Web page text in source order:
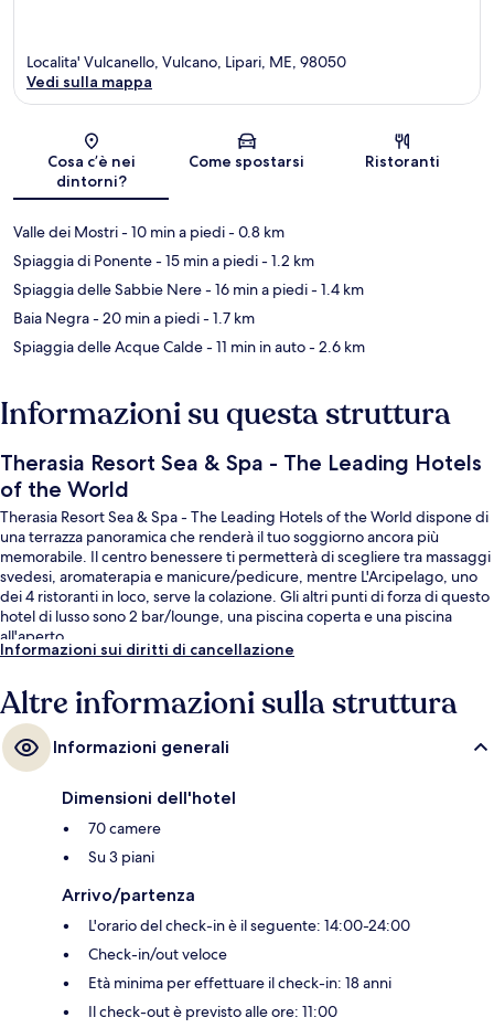
Mappa
Localita' Vulcanello, Vulcano, Lipari, ME, 98050
Vedi sulla mappa
Cosa c’è nei
dintorni?
Come spostarsi Ristoranti
Valle dei Mostri- 10 min a piedi- 0.8 km
Spiaggia di Ponente- 15 min a piedi- 1.2 km
Spiaggia delle Sabbie Nere- 16 min a piedi- 1.4 km
Baia Negra- 20 min a piedi- 1.7 km
Spiaggia delle Acque Calde- 11 min in auto- 2.6 km
Informazioni su questa struttura
Therasia Resort Sea & Spa - The Leading Hotels
of the World
Therasia Resort Sea & Spa - The Leading Hotels of the World dispone di
una terrazza panoramica che renderà il tuo soggiorno ancora più
memorabile. Il centro benessere ti permetterà di scegliere tra massaggi
svedesi, aromaterapia e manicure/pedicure, mentre L'Arcipelago, uno
dei 4 ristoranti in loco, serve la colazione. Gli altri punti di forza di questo
hotel di lusso sono 2 bar/lounge, una piscina coperta e una piscina
all'aperto.
Informazioni sui diritti di cancellazione
Altre informazioni sulla struttura
Informazioni generali
Dimensioni dell'hotel
70 camere
Su 3 piani
Arrivo/partenza
L'orario del check-in è il seguente: 14:00-24:00
Check-in/out veloce
Età minima per effettuare il check-in: 18 anni
Il check-out è previsto alle ore: 11:00